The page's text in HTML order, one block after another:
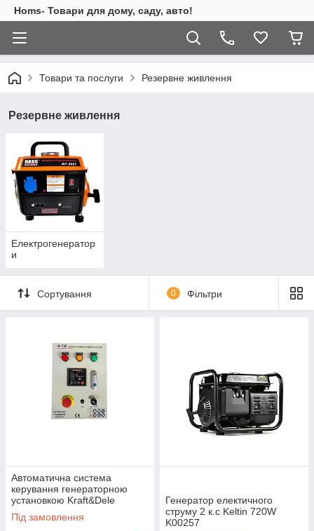
Homs- Товари для дому, саду, авто!
Товари та послуги Резервне живлення
Резервне живлення
Електрогенератор
и
Сортування 0 Фільтри
Автоматична система
керування генераторною
установкою Kraft&Dele
KD152-ATS
Під замовлення
Генератор електичного
струму 2 к.с Keltin 720W
K00257